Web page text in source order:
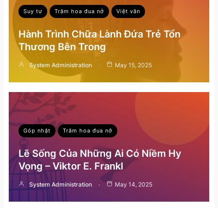
Suy tư Trăm hoa đua nở Việt văn
Hành Trình Chữa Lành Đứa Trẻ Tổn
Thương Bên Trong
System Administration May 15, 2025
Góp nhặt Trăm hoa đua nở
Lẽ Sống Của Những Ai Có Niềm Hy
Vọng – Viktor E. Frankl
System Administration May 14, 2025